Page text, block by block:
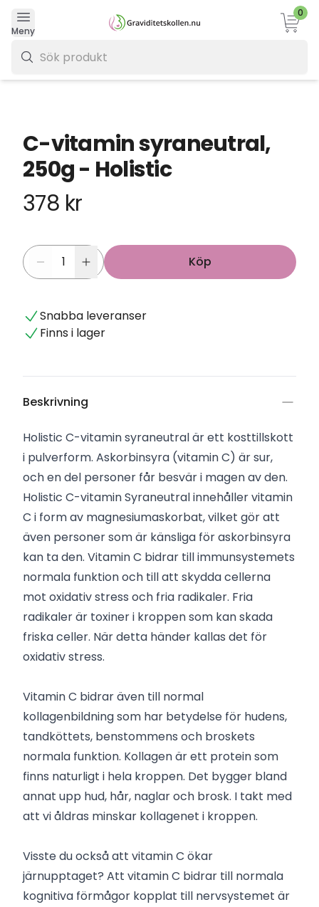
Meny
0
C-vitamin syraneutral,
250g - Holistic
378 kr
Köp
Snabba leveranser
Finns i lager
Beskrivning
Holistic C-vitamin syraneutral är ett kosttillskott
i pulverform. Askorbinsyra (vitamin C) är sur,
och en del personer får besvär i magen av den.
Holistic C-vitamin Syraneutral innehåller vitamin
C i form av magnesiumaskorbat, vilket gör att
även personer som är känsliga för askorbinsyra
kan ta den. Vitamin C bidrar till immunsystemets
normala funktion och till att skydda cellerna
mot oxidativ stress och fria radikaler. Fria
radikaler är toxiner i kroppen som kan skada
friska celler. När detta händer kallas det för
oxidativ stress.
Vitamin C bidrar även till normal
kollagenbildning som har betydelse för hudens,
tandköttets, benstommens och broskets
normala funktion. Kollagen är ett protein som
finns naturligt i hela kroppen. Det bygger bland
annat upp hud, hår, naglar och brosk. I takt med
att vi åldras minskar kollagenet i kroppen.
Visste du också att vitamin C ökar
järnupptaget? Att vitamin C bidrar till normala
kognitiva förmågor kopplat till nervsystemet är